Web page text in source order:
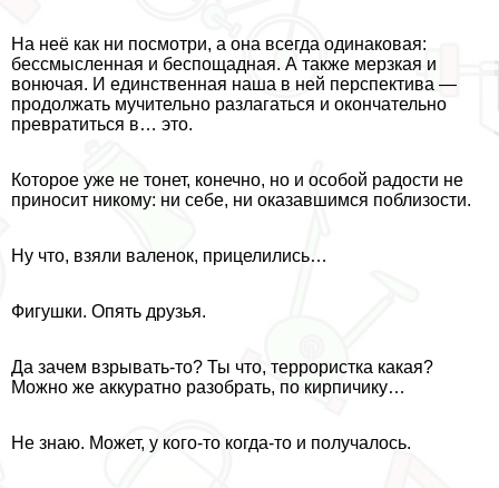
На неё как ни посмотри, а она всегда одинаковая:
бессмысленная и беспощадная. А также мерзкая и
вонючая. И единственная наша в ней перспектива —
продолжать мучительно разлагаться и окончательно
превратиться в… это.
Которое уже не тонет, конечно, но и особой радости не
приносит никому: ни себе, ни оказавшимся поблизости.
Ну что, взяли валенок, прицелились…
Фигушки. Опять друзья.
Да зачем взрывать-то? Ты что, террористка какая?
Можно же аккуратно разобрать, по кирпичику…
Не знаю. Может, у кого-то когда-то и получалось.